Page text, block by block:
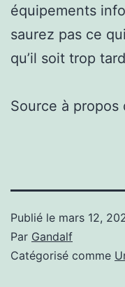
équipements
saurez pas ce
qu’il soit trop
Source à propos
Publié le mars 12,
Par Gandalf
Catégorisé comme